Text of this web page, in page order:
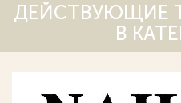
ДЕЙСТВУЮЩИЕ
В